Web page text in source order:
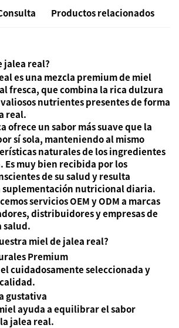
Productos relacionados
jalea real?
es una mezcla premium de miel
fresca, que combina la rica dulzura
nutrientes presentes de forma
real.
ofrece un sabor más suave que la
sí sola, manteniendo al mismo
naturales de los ingredientes
Es muy bien recibida por los
de su salud y resulta
suplementación nutricional diaria.
servicios OEM y ODM a marcas
distribuidores y empresas de
salud.
miel de jalea real?
Premium
cuidadosamente seleccionada y
gustativa
ayuda a equilibrar el sabor
jalea real.